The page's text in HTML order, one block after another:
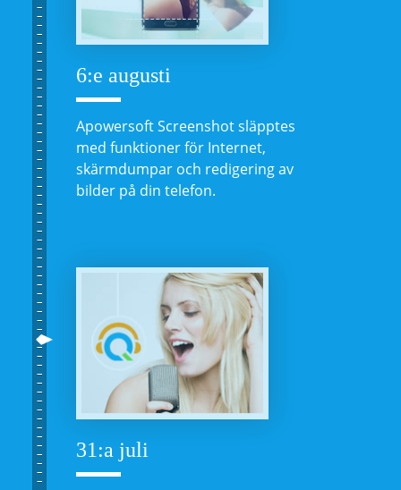
6:e augusti
Apowersoft Screenshot släpptes
med funktioner för Internet,
skärmdumpar och redigering av
bilder på din telefon.
31:a juli